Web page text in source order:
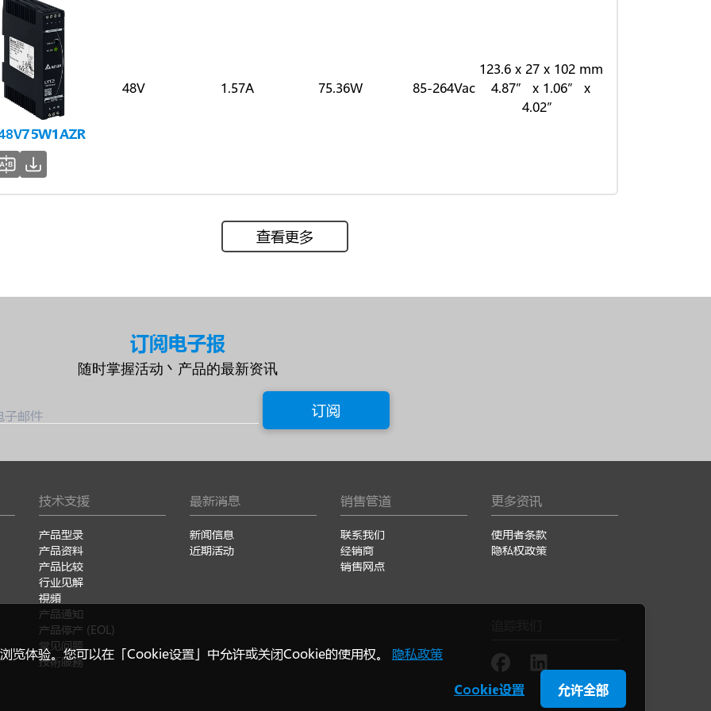
48V 1.57A 75.36W 85-264Vac
123.6 x 27 x 102 mm
4.87” x 1.06” x
4.02”
查看更多
订阅电子报
随时掌握活动丶产品的最新资讯
子邮件 订阅
技术支援
产品型录
产品资料
产品比较
行业见解
視頻
产品通知
产品停产 (EOL)
常见问题
技術服務
最新消息
新闻信息
近期活动
销售管道
联系我们
经销商
销售网点
更多资讯
使用者条款
隐私权政策
览体验。您可以在「Cookie设置」中允许或关闭Cookie的使用权。
隐私政策
允许全部
Cookie设置